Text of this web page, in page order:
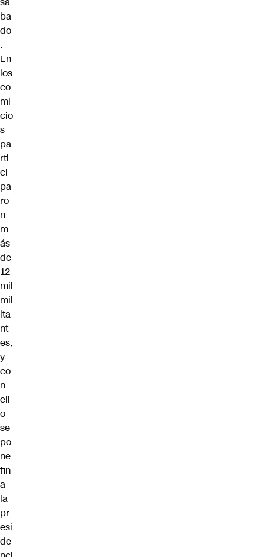
ba
do
.
En
los
co
mi
cio
s
pa
rti
ci
pa
ro
n
m
ás
de
12
mil
mil
ita
nt
es,
y
co
n
ell
o
se
po
ne
fin
a
la
pr
esi
de